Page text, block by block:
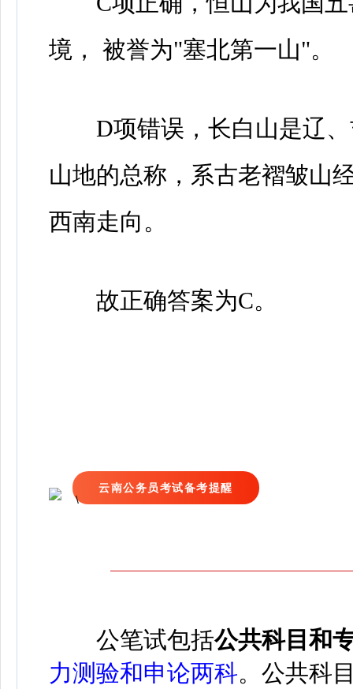
境， 被誉为"塞北第一山"。
D项错误，长白山是辽、
山地的总称，系古老褶皱山
西南走向。
故正确答案为C。
云南公务员考试备考提醒
公笔试包括公共科目和
力测验和申论两科。 公共科